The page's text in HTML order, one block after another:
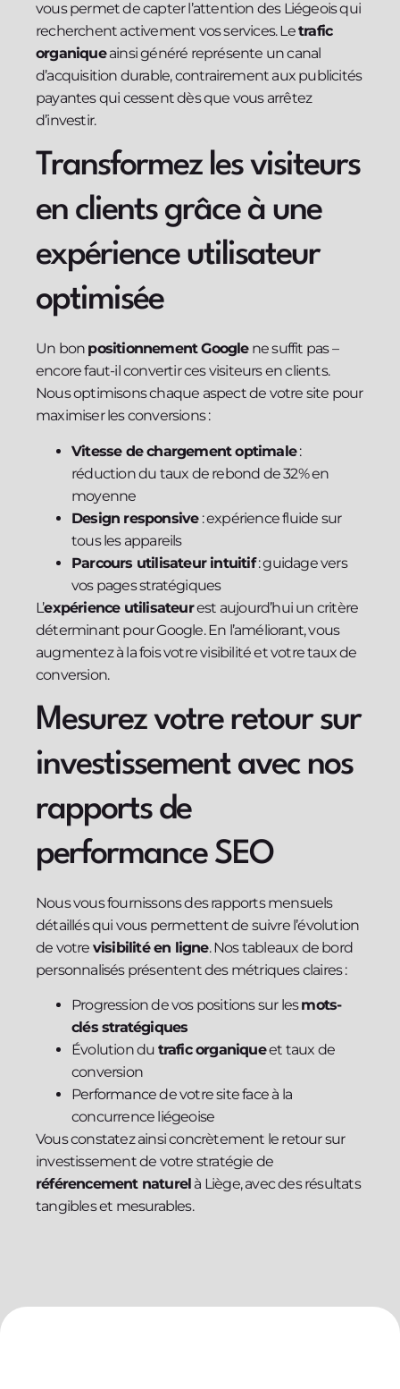
vous permet de capter l’attention des Liégeois qui
recherchent activement vos services. Letrafic
organiqueainsi généré représente un canal
d’acquisition durable, contrairement aux publicités
payantes qui cessent dès que vous arrêtez
d’investir.
Transformez les visiteurs
en clients grâce à une
expérience utilisateur
optimisée
Un bon positionnement Googlene suffit pas –
encore faut-il convertir ces visiteurs en clients.
Nous optimisons chaque aspect de votre site pour
maximiser les conversions :
Vitesse de chargement optimale:
réduction du taux de rebond de 32% en
moyenne
Design responsive: expérience fluide sur
tous les appareils
Parcours utilisateur intuitif: guidage vers
vos pages stratégiques
L’expérience utilisateurest aujourd’hui un critère
déterminant pour Google. En l’améliorant, vous
augmentez à la fois votre visibilité et votre taux de
conversion.
Mesurez votre retour sur
investissement avec nos
rapports de
performance SEO
Nous vous fournissons des rapports mensuels
détaillés qui vous permettent de suivre l’évolution
de votre visibilité en ligne. Nos tableaux de bord
personnalisés présentent des métriques claires :
Progression de vos positions sur lesmots-
clés stratégiques
Évolution du trafic organiqueet taux de
conversion
Performance de votre site face à la
concurrence liégeoise
Vous constatez ainsi concrètement le retour sur
investissement de votre stratégie de
référencement naturel à Liège, avec des résultats
tangibles et mesurables.